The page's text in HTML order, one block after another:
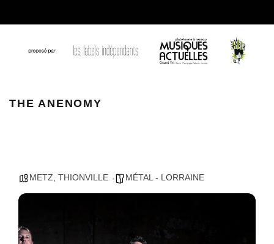
THE ANENOMY
METZ THIONVILLE MÉTAL - LORRAINE